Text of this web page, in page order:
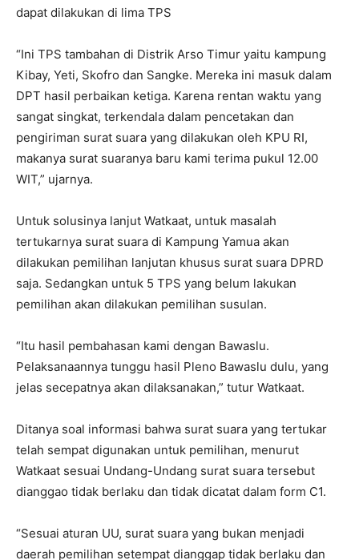
dapat dilakukan di lima TPS
“Ini TPS tambahan di Distrik Arso Timur yaitu kampung
Kibay, Yeti, Skofro dan Sangke. Mereka ini masuk dalam
DPT hasil perbaikan ketiga. Karena rentan waktu yang
sangat singkat, terkendala dalam pencetakan dan
pengiriman surat suara yang dilakukan oleh KPU RI,
makanya surat suaranya baru kami terima pukul 12.00
WIT,” ujarnya.
Untuk solusinya lanjut Watkaat, untuk masalah
tertukarnya surat suara di Kampung Yamua akan
dilakukan pemilihan lanjutan khusus surat suara DPRD
saja. Sedangkan untuk 5 TPS yang belum lakukan
pemilihan akan dilakukan pemilihan susulan.
“Itu hasil pembahasan kami dengan Bawaslu.
Pelaksanaannya tunggu hasil Pleno Bawaslu dulu, yang
jelas secepatnya akan dilaksanakan,” tutur Watkaat.
Ditanya soal informasi bahwa surat suara yang tertukar
telah sempat digunakan untuk pemilihan, menurut
Watkaat sesuai Undang-Undang surat suara tersebut
dianggao tidak berlaku dan tidak dicatat dalam form C1.
“Sesuai aturan UU, surat suara yang bukan menjadi
daerah pemilihan setempat dianggap tidak berlaku dan